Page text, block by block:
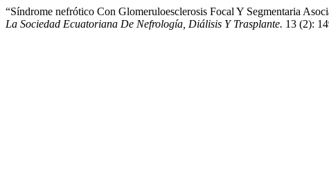
“Síndrome nefrótico Con Glomeruloesclerosis Focal Y Segmentaria
La Sociedad Ecuatoriana De Nefrología, Diálisis Y Trasplante. 13 (2):